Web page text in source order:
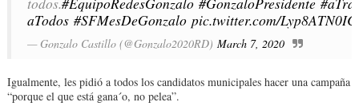
aTodos #SFMesDeGonzalo pic.twitter.com/Lyp8ATN0IC
— Gonzalo Castillo (@Gonzalo2020RD) March 7, 2020
Igualmente, les pidió a todos los candidatos municipales hacer una campaña
“porque el que está gana´o, no pelea”.